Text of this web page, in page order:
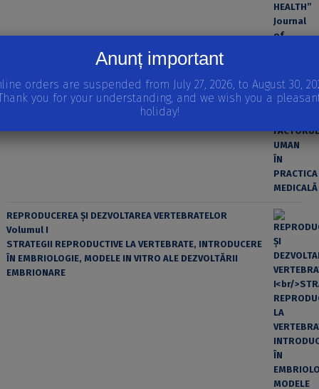
EROAREA ȘI FACTORUL UMAN ÎN PRACTICA MEDICALĂ
REPRODUCEREA ȘI DEZVOLTAREA VERTEBRATELOR
Volumul I
STRATEGII REPRODUCTIVE LA VERTEBRATE, INTRODUCERE
ÎN EMBRIOLOGIE, MODELE IN VITRO ALE DEZVOLTĂRII
EMBRIONARE
Anunț important
orders are suspended from July 27, 2026, to August 30,
you for your understanding, and we wish you a
holiday!